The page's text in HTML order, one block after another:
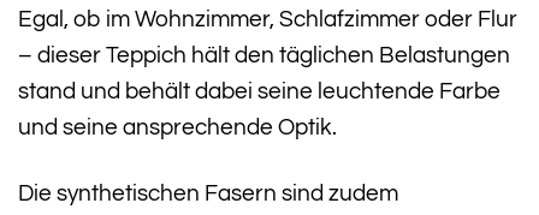
Egal, ob im Wohnzimmer, Schlafzimmer oder Flur
– dieser Teppich hält den täglichen Belastungen
stand und behält dabei seine leuchtende Farbe
und seine ansprechende Optik.
Die synthetischen Fasern sind zudem